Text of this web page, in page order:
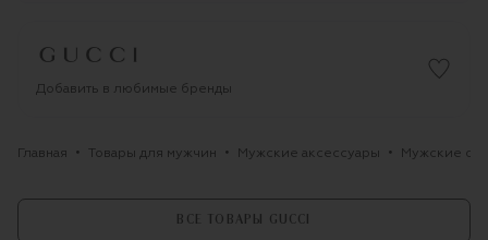
Добавить в любимые бренды
Главная Товары для мужчин Мужские аксессуары Мужские
ВСЕ ТОВАРЫ GUCCI